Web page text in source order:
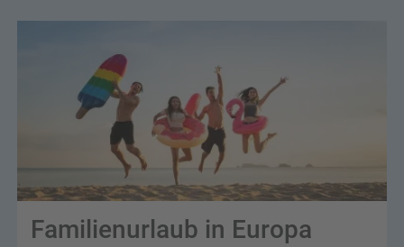
Familienurlaub in Europa